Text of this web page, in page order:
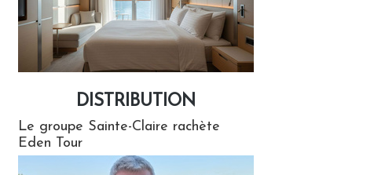
DISTRIBUTION
Le groupe Sainte-Claire rachète
Eden Tour